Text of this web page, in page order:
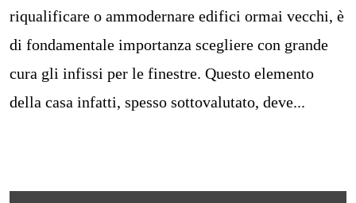
riqualificare o ammodernare edifici ormai vecchi, è
di fondamentale importanza scegliere con grande
cura gli infissi per le finestre. Questo elemento
della casa infatti, spesso sottovalutato, deve...